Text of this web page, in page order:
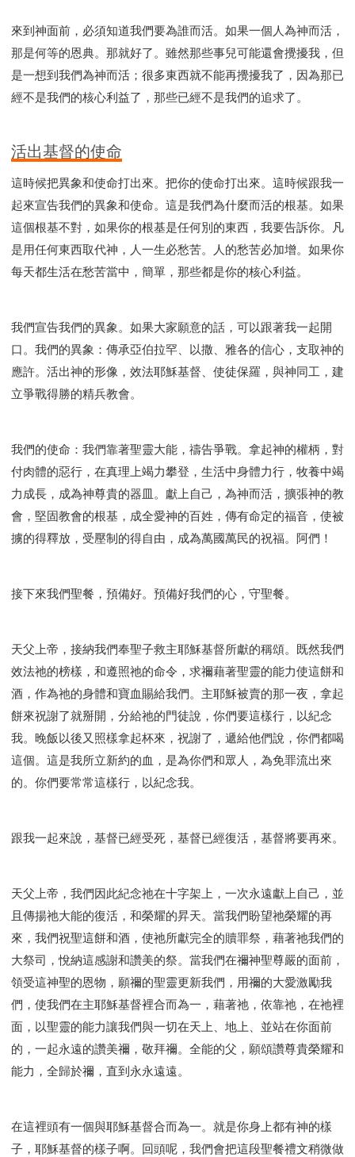
來到神面前，必須知道我們要為誰而活。如果一個人為神而活，
那是何等的恩典。那就好了。雖然那些事兒可能還會攪擾我，但
是一想到我們為神而活；很多東西就不能再攪擾我了，因為那已
經不是我們的核心利益了，那些已經不是我們的追求了。
活出基督的使命
這時候把異象和使命打出來。把你的使命打出來。這時候跟我一
起來宣告我們的異象和使命。這是我們為什麼而活的根基。如果
這個根基不對，如果你的根基是任何別的東西，我要告訴你。凡
是用任何東西取代神，人一生必愁苦。人的愁苦必加增。如果你
每天都生活在愁苦當中，簡單，那些都是你的核心利益。
我們宣告我們的異象。如果大家願意的話，可以跟著我一起開
口。我們的異象：傳承亞伯拉罕、以撒、雅各的信心，支取神的
應許。活出神的形像，效法耶穌基督、使徒保羅，與神同工，建
立爭戰得勝的精兵教會。
我們的使命：我們靠著聖靈大能，禱告爭戰。拿起神的權柄，對
付肉體的惡行，在真理上竭力攀登，生活中身體力行，牧養中竭
力成長，成為神尊貴的器皿。獻上自己，為神而活，擴張神的教
會，堅固教會的根基，成全愛神的百姓，傳有命定的福音，使被
擄的得釋放，受壓制的得自由，成為萬國萬民的祝福。阿們！
接下來我們聖餐，預備好。預備好我們的心，守聖餐。
天父上帝，接納我們奉聖子救主耶穌基督所獻的稱頌。既然我們
效法祂的榜樣，和遵照祂的命令，求禰藉著聖靈的能力使這餅和
酒，作為祂的身體和寶血賜給我們。主耶穌被賣的那一夜，拿起
餅來祝謝了就掰開，分給祂的門徒說，你們要這樣行，以紀念
我。晚飯以後又照樣拿起杯來，祝謝了，遞給他們說，你們都喝
這個。這是我所立新約的血，是為你們和眾人，為免罪流出來
的。你們要常常這樣行，以紀念我。
跟我一起來說，基督已經受死，基督已經復活，基督將要再來。
天父上帝，我們因此紀念祂在十字架上，一次永遠獻上自己，並
且傳揚祂大能的復活，和榮耀的昇天。當我們盼望祂榮耀的再
來，我們祝聖這餅和酒，使祂所獻完全的贖罪祭，藉著祂我們的
大祭司，悅納這感謝和讚美的祭。當我們在禰神聖尊嚴的面前，
領受這神聖的恩物，願禰的聖靈更新我們，用禰的大愛激勵我
們，使我們在主耶穌基督裡合而為一，藉著祂，依靠祂，在祂裡
面，以聖靈的能力讓我們與一切在天上、地上、並站在你面前
的，一起永遠的讚美禰，敬拜禰。全能的父，願頌讚尊貴榮耀和
能力，全歸於禰，直到永永遠遠。
在這裡頭有一個與耶穌基督合而為一。就是你身上都有神的樣
子，耶穌基督的樣子啊。回頭呢，我們會把這段聖餐禮文稍微做